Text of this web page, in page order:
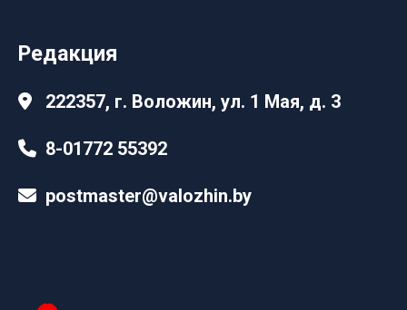
Редакция
222357, г. Воложин, ул. 1 Мая, д. 3
8-01772 55392
postmaster@valozhin.by